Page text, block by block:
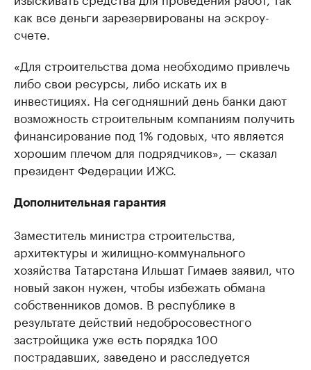
как все деньги зарезервированы на эскроу-
счете.
«Для строительства дома необходимо привлечь
либо свои ресурсы, либо искать их в
инвестициях. На сегодняшний день банки дают
возможность строительным компаниям получить
финансирование под 1% годовых, что является
хорошим плечом для подрядчиков», — сказал
президент Федерации ИЖС.
Дополнительная гарантия
Заместитель министра строительства,
архитектуры и жилищно-коммунального
хозяйства Татарстана Ильшат Гимаев заявил, что
новый закон нужен, чтобы избежать обмана
собственников домов. В республике в
результате действий недобросовестного
застройщика уже есть порядка 100
пострадавших, заведено и расследуется